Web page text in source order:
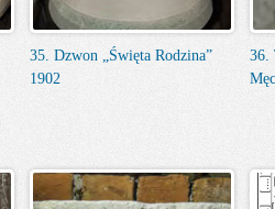
35. Dzwon „Święta Rodzina”
1902
36.